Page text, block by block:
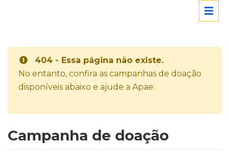
404 - Essa página não existe.
No entanto, confira as campanhas de doação
disponíveis abaixo e ajude a Apae:
Campanha de doação